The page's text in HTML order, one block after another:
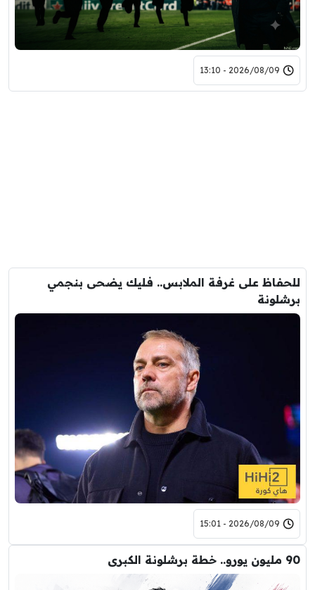
2026/08/09 - 13:10
للحفاظ على غرفة الملابس.. فليك يضحى بنجمي
برشلونة
2026/08/09 - 15:01
90 مليون يورو.. خطة برشلونة الكبرى